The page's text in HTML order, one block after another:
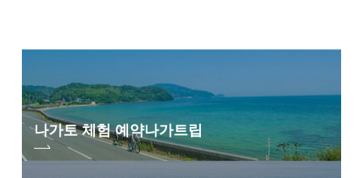
나가토 체험 예약나가트립